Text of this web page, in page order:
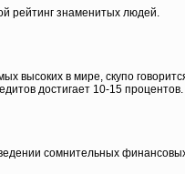
рейтинг знаменитых людей.
высоких в мире, скупо
достигает 10-15 процентов.
сомнительных